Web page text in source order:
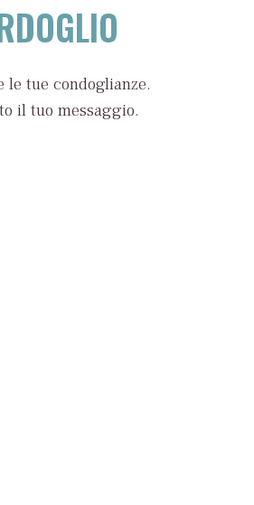
tue condoglianze.
il tuo messaggio.